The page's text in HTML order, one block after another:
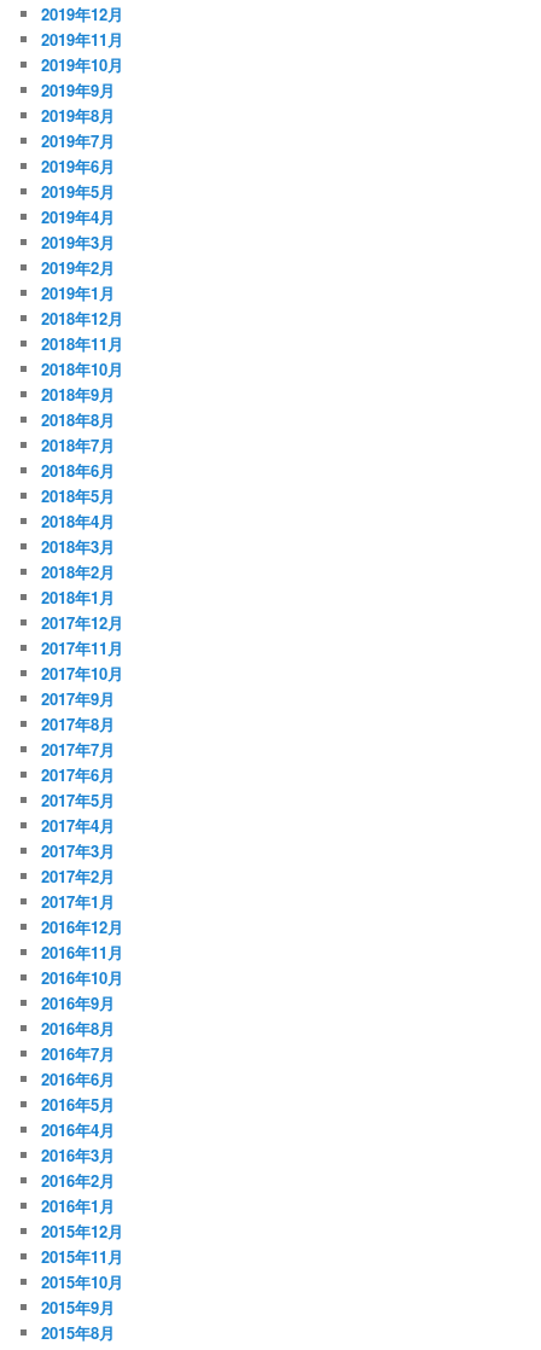
2019年12月
2019年11月
2019年10月
2019年9月
2019年8月
2019年7月
2019年6月
2019年5月
2019年4月
2019年3月
2019年2月
2019年1月
2018年12月
2018年11月
2018年10月
2018年9月
2018年8月
2018年7月
2018年6月
2018年5月
2018年4月
2018年3月
2018年2月
2018年1月
2017年12月
2017年11月
2017年10月
2017年9月
2017年8月
2017年7月
2017年6月
2017年5月
2017年4月
2017年3月
2017年2月
2017年1月
2016年12月
2016年11月
2016年10月
2016年9月
2016年8月
2016年7月
2016年6月
2016年5月
2016年4月
2016年3月
2016年2月
2016年1月
2015年12月
2015年11月
2015年10月
2015年9月
2015年8月